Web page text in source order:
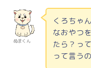
ぬまくん
くろちゃ
なおやつ
たら？っ
って言う